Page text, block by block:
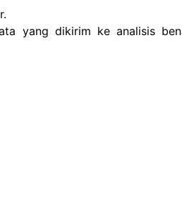
yang dikirim ke analisis